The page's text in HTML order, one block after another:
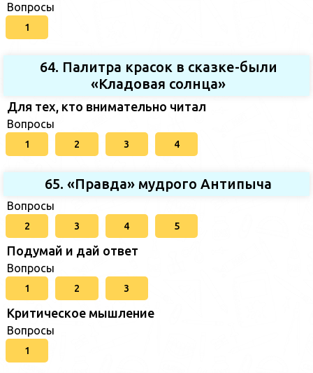
Вопросы
1
64. Палитра красок в сказке-были
«Кладовая солнца»
Для тех, кто внимательно читал
Вопросы
1 2 3 4
65. «Правда» мудрого Антипыча
Вопросы
2 3 4 5
Подумай и дай ответ
Вопросы
1 2 3
Критическое мышление
Вопросы
1